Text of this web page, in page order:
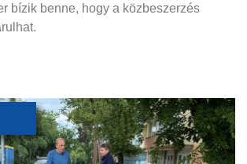
bízik benne, hogy a közbeszerzés